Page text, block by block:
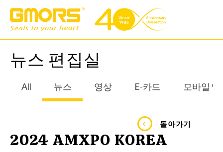
뉴스 편집실
All 뉴스 영상 E-카드 모바일 앱
돌아가기
2024 AMXPO KOREA